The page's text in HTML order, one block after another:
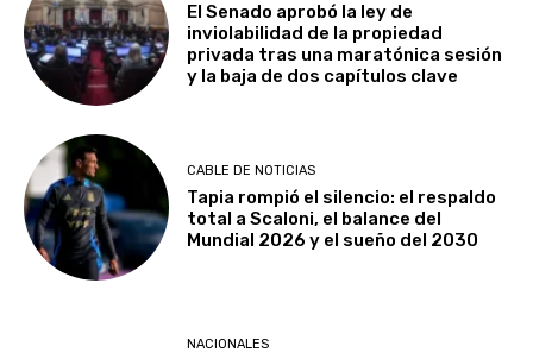
El Senado aprobó la ley de
inviolabilidad de la propiedad
privada tras una maratónica sesión
y la baja de dos capítulos clave
CABLE DE NOTICIAS
Tapia rompió el silencio: el respaldo
total a Scaloni, el balance del
Mundial 2026 y el sueño del 2030
NACIONALES